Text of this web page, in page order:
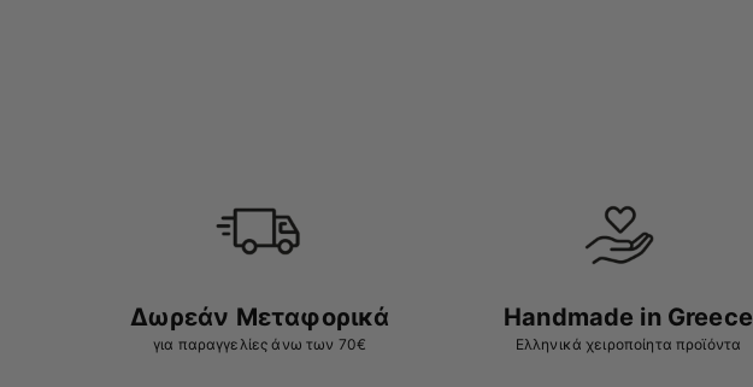
Δωρεάν Μεταφορικά
για παραγγελίες άνω των 70€
Handmade in Greece
Ελληνικά χειροποίητα προϊόντα